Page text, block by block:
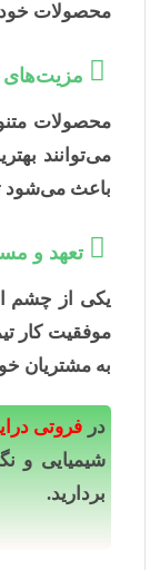
محصولات خود
مزیت‌های
محصولات
می‌توانند
باعث می‌شود
تعهد و
یکی از چشم
موفقیت کار
به مشتریان
در فروتی
شیمیایی و
بردارید.